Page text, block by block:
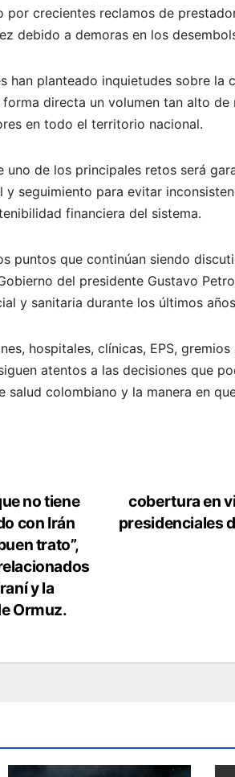
por crecientes reclamos de
debido a demoras en los
han planteado inquietudes sobre la
forma directa un volumen tan alto
en todo el territorio nacional.
uno de los principales retos será
seguimiento para evitar
financiera del sistema.
puntos que continúan siendo
del presidente Gustavo
y sanitaria durante los últimos
hospitales, clínicas, EPS,
atentos a las decisiones que
salud colombiano y la manera en
cobertura en
presidenciales
no tiene
con Irán
trato”,
y la
Ormuz.